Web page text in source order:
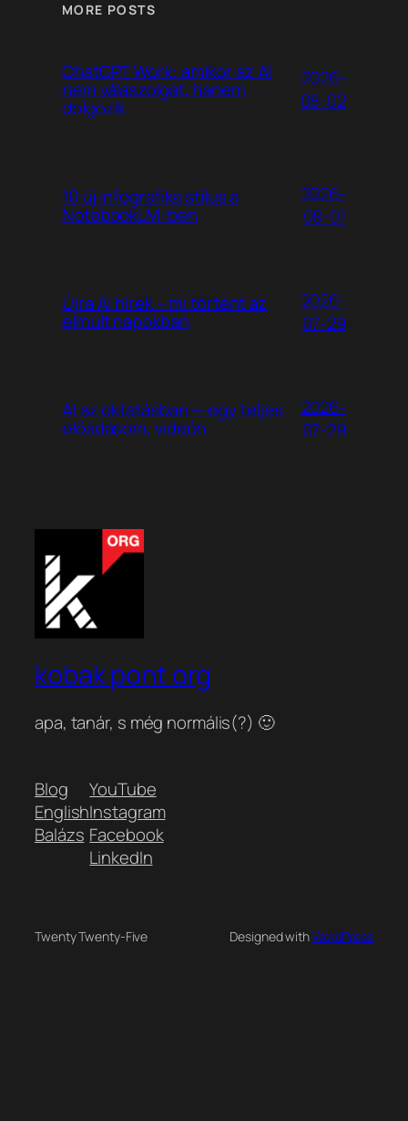
MORE POSTS
ChatGPT Work: amikor az AI
nem válaszolgat, hanem
dolgozik
2026-
08-02
10 új infografika stílus a
NotebookLM-ben
2026-
08-01
Újra AI hírek – mi történt az
elmúlt napokban
2026-
07-29
AI az oktatásban — egy teljes
előadásom, videón
2026-
07-29
kobak pont org
apa, tanár, s még normális(?) 🙂
Blog
English
Balázs
YouTube
Instagram
Facebook
LinkedIn
Twenty Twenty-Five Designed withWordPress